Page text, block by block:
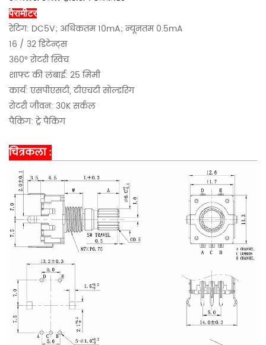
पैरामीटर
रेटिंग: DC5V; अधिकतम 10mA; न्यूनतम 0.5mA
16 / 32 डिटेन्ट्स
360° रोटरी स्विच
शाफ्ट की लंबाई: 25 मिमी
कार्य: एसपीएसटी, टीएचटी सोल्डरिंग
रोटरी जीवन: 30K सर्कल
पैकिंग: ट्रे पैकिंग
चित्रकला :